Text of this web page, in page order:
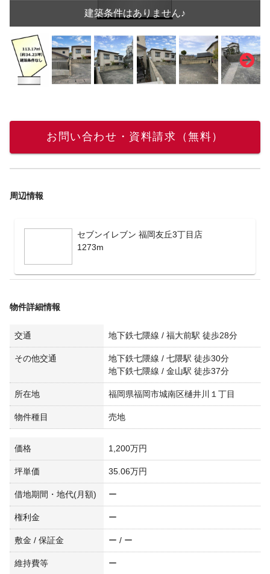
建築条件はありません♪
お問い合わせ・資料請求（無料）
周辺情報
セブンイレブン 福岡友丘3丁目店
1273m
物件詳細情報
交通 地下鉄七隈線 / 福大前駅 徒歩28分
その他交通
地下鉄七隈線 / 七隈駅 徒歩30分
地下鉄七隈線 / 金山駅 徒歩37分
所在地 福岡県福岡市城南区樋井川１丁目
物件種目 売地
価格 1,200万円
坪単価 35.06万円
借地期間・地代(月額) ー
権利金 ー
敷金 / 保証金 ー / ー
維持費等 ー